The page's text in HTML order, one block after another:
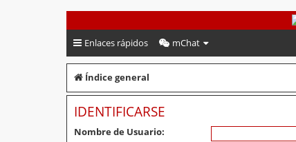
PeruVoley.com
Enlaces rápidos mChat
Índice general
IDENTIFICARSE
Nombre de Usuario: